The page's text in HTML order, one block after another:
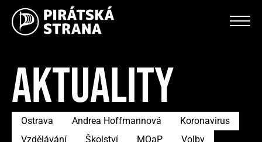
AKTUALITY
Ostrava Andrea Hoffmannová
Koronavirus
Vzdělávání
Školství MOaP
Volby